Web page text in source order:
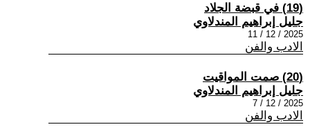
(19) في قبضة الجلاد
جليل إبراهيم المندلاوي
2025 / 12 / 11
الادب والفن
(20) صمت المواقيت
جليل إبراهيم المندلاوي
2025 / 12 / 7
الادب والفن